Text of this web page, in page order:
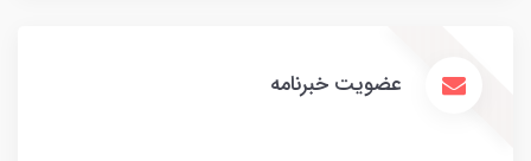
عضویت خبرنامه